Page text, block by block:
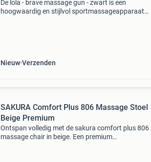
De lola - brave massage gun - zwart is een
hoogwaardig en stijlvol sportmassageapparaat
Nieuw Verzenden
SAKURA Comfort Plus 806 Massage Stoel
Beige Premium
Ontspan volledig met de sakura comfort plus 806
massage chair in beige. Een premium